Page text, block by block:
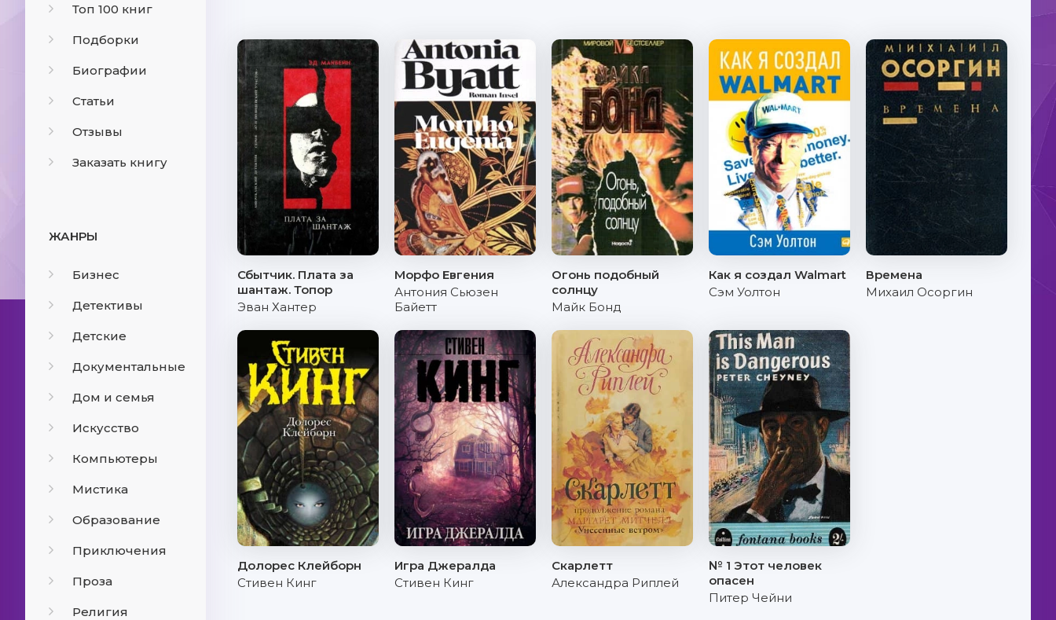
Топ 100 книг
Подборки
Биографии
Статьи
Отзывы
Заказать книгу
ЖАНРЫ
Бизнес
Детективы
Детские
Документальные
Дом и семья
Искусство
Компьютеры
Мистика
Образование
Приключения
Проза
Религия
Сбытчик. Плата за
шантаж. Топор
Эван Хантер
Морфо Евгения
Антония Сьюзен
Байетт
Огонь подобный
солнцу
Майк Бонд
Как я создал Walmart
Сэм Уолтон
Времена
Михаил Осоргин
Долорес Клейборн
Стивен Кинг
Игра Джералда
Стивен Кинг
Скарлетт
Александра Риплей
№ 1 Этот человек
опасен
Питер Чейни